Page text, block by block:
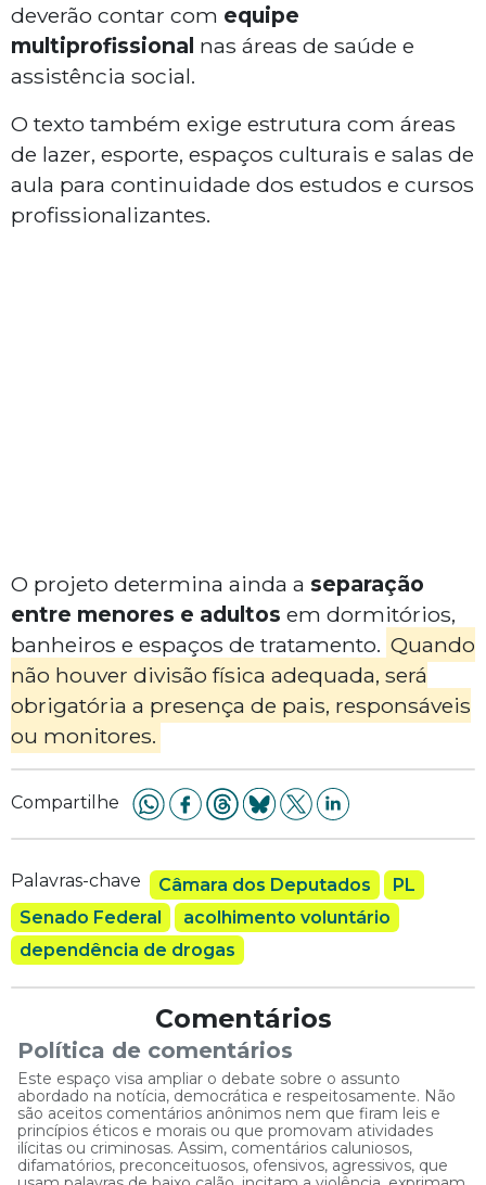
deverão contar com equipe
multiprofissional nas áreas de saúde e
assistência social.
O texto também exige estrutura com áreas
de lazer, esporte, espaços culturais e salas de
aula para continuidade dos estudos e cursos
profissionalizantes.
O projeto determina ainda a separação
entre menores e adultos em dormitórios,
banheiros e espaços de tratamento. Quando
não houver divisão física adequada, será
obrigatória a presença de pais, responsáveis
ou monitores.
Compartilhe
Palavras-chave Câmara dos Deputados
PL
Senado Federal
acolhimento voluntário
dependência de drogas
Comentários
Política de comentários
Este espaço visa ampliar o debate sobre o assunto
abordado na notícia, democrática e respeitosamente. Não
são aceitos comentários anônimos nem que firam leis e
princípios éticos e morais ou que promovam atividades
ilícitas ou criminosas. Assim, comentários caluniosos,
difamatórios, preconceituosos, ofensivos, agressivos, que